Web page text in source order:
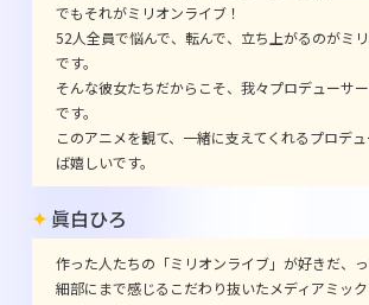
でもそれがミリオンライブ！
52人全員で悩んで、転んで、立ち上がるのがミ
です。
そんな彼女たちだからこそ、我々プロデューサ
です。
このアニメを観て、一緒に支えてくれるプロデ
ば嬉しいです。
眞白ひろ
作った人たちの「ミリオンライブ」が好きだ、
細部にまで感じるこだわり抜いたメディアミッ